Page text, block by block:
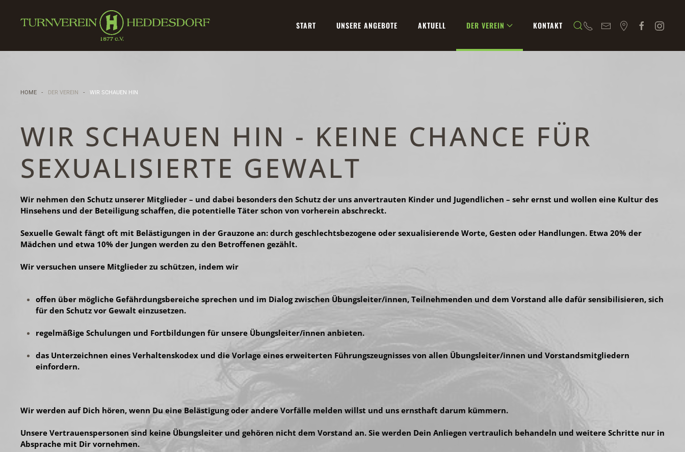
Zum Hauptinhalt springen START UNSERE ANGEBOTE AKTUELL DER VEREIN KONTAKT
HOME DER VEREIN WIR SCHAUEN HIN
WIR SCHAUEN HIN - KEINE CHANCE FÜR
SEXUALISIERTE GEWALT
Wir nehmen den Schutz unserer Mitglieder – und dabei besonders den Schutz der uns anvertrauten Kinder und Jugendlichen – sehr ernst und wollen eine Kultur des
Hinsehens und der Beteiligung schaffen, die potentielle Täter schon von vorherein abschreckt.
Sexuelle Gewalt fängt oft mit Belästigungen in der Grauzone an: durch geschlechtsbezogene oder sexualisierende Worte, Gesten oder Handlungen. Etwa 20% der
Mädchen und etwa 10% der Jungen werden zu den Betroffenen gezählt.
Wir versuchen unsere Mitglieder zu schützen, indem wir
offen über mögliche Gefährdungsbereiche sprechen und im Dialog zwischen Übungsleiter/innen, Teilnehmenden und dem Vorstand alle dafür sensibilisieren, sich
für den Schutz vor Gewalt einzusetzen.
regelmäßige Schulungen und Fortbildungen für unsere Übungsleiter/innen anbieten.
das Unterzeichnen eines Verhaltenskodex und die Vorlage eines erweiterten Führungszeugnisses von allen Übungsleiter/innen und Vorstandsmitgliedern
einfordern.
Wir werden auf Dich hören, wenn Du eine Belästigung oder andere Vorfälle melden willst und uns ernsthaft darum kümmern.
Unsere Vertrauenspersonen sind keine Übungsleiter und gehören nicht dem Vorstand an. Sie werden Dein Anliegen vertraulich behandeln und weitere Schritte nur in
Absprache mit Dir vornehmen.